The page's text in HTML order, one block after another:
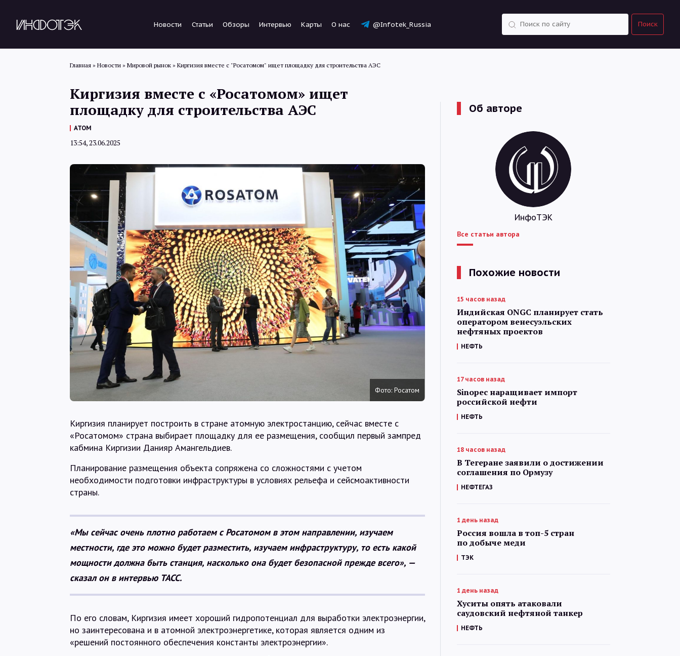
Новости Статьи Обзоры Интервью Карты О нас @Infotek_Russia Поиск
Статьи
Обзоры
Интервью
Карты
О нас
@Infotek_Russia
Главная » Новости » Мировой рынок » Киргизия вместе с "Росатомом" ищет площадку для строительства АЭС
Киргизия вместе с «Росатомом» ищет
площадку для строительства АЭС
АТОМ
13:54, 23.06.2025
Фото: Росатом
Киргизия планирует построить в стране атомную электростанцию, сейчас вместе с
«Росатомом» страна выбирает площадку для ее размещения, сообщил первый зампред
кабмина Киргизии Данияр Амангельдиев.
Планирование размещения объекта сопряжена со сложностями с учетом
необходимости подготовки инфраструктуры в условиях рельефа и сейсмоактивности
страны.
«Мы сейчас очень плотно работаем с Росатомом в этом направлении, изучаем
местности, где это можно будет разместить, изучаем инфраструктуру, то есть какой
мощности должна быть станция, насколько она будет безопасной прежде всего», —
сказал он в интервью ТАСС.
По его словам, Киргизия имеет хороший гидропотенциал для выработки электроэнергии,
но заинтересована и в атомной электроэнергетике, которая является одним из
«решений постоянного обеспечения константы электроэнергии».
Об авторе
ИнфоТЭК
Все статьи автора
Похожие новости
15 часов назад
Индийская ONGC планирует стать
оператором венесуэльских
нефтяных проектов
НЕФТЬ
17 часов назад
Sinopec наращивает импорт
российской нефти
НЕФТЬ
18 часов назад
В Тегеране заявили о достижении
соглашения по Ормузу
НЕФТЕГАЗ
1 день назад
Россия вошла в топ-5 стран
по добыче меди
ТЭК
1 день назад
Хуситы опять атаковали
саудовский нефтяной танкер
НЕФТЬ